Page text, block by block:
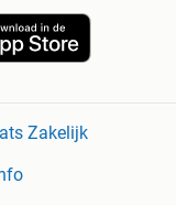
Zakelijk